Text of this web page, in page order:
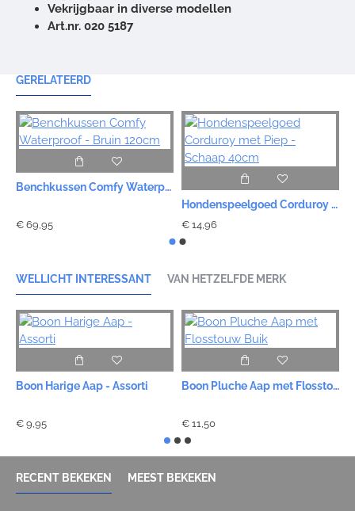
Vekrijgbaar in diverse modellen
Art.nr. 020 5187
GERELATEERD
Benchkussen Comfy Waterproof - Bruin 120cm
€ 69,95
Hondenspeelgoed Corduroy met Piep - Schaap 40cm
€ 14,96
WELLICHT INTERESSANT VAN HETZELFDE MERK
Boon Harige Aap - Assorti
€ 9,95
Boon Pluche Aap met Flosstouw Buik
€ 11,50
RECENT BEKEKEN MEEST BEKEKEN